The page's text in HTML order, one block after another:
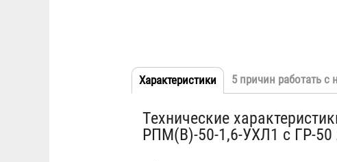
Табы
Характеристики (активная
5 причин работать с
Технические
РПМ(В)-50-1,6-УХЛ1 с ГР-